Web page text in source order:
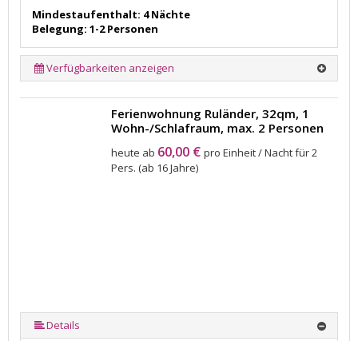
Mindestaufenthalt: 4 Nächte
Belegung: 1-2 Personen
Verfügbarkeiten anzeigen
Ferienwohnung Ruländer, 32qm, 1
Wohn-/Schlafraum, max. 2 Personen
heute ab 60,00 € pro Einheit / Nacht für 2
Pers. (ab 16 Jahre)
Details